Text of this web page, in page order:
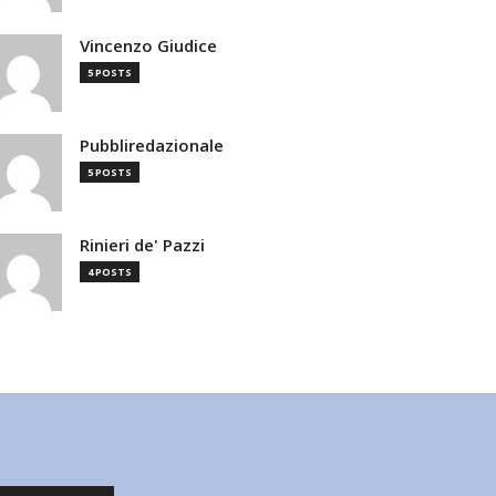
Vincenzo Giudice
5 POSTS
Pubbliredazionale
5 POSTS
Rinieri de' Pazzi
4 POSTS